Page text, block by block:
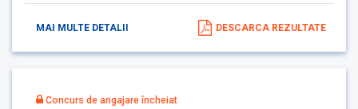
MAI MULTE DETALII DESCARCA REZULTATE
Concurs de angajare încheiat